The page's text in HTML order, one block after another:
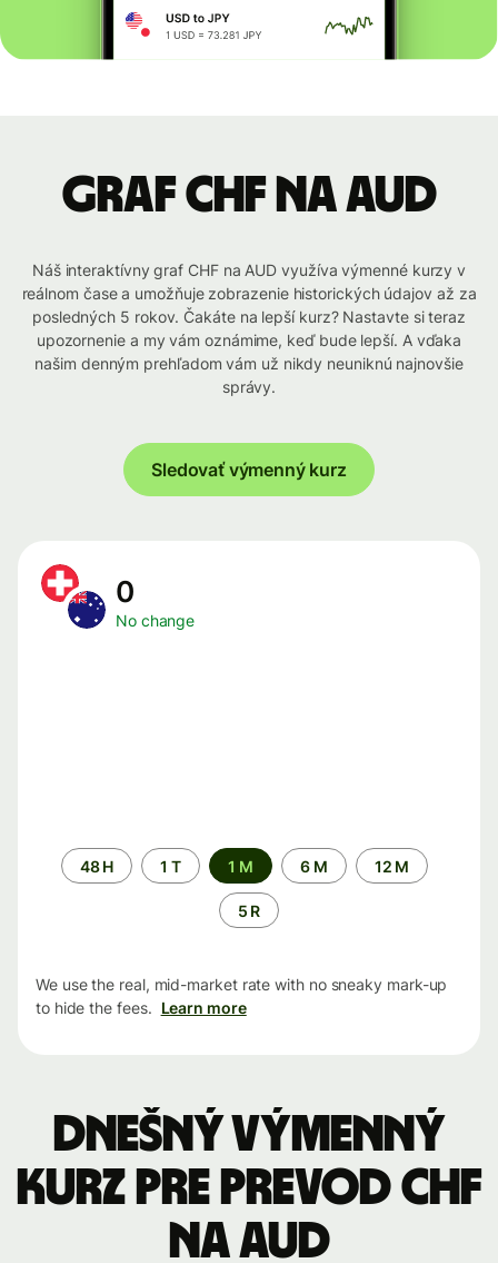
graf CHF na AUD
Náš interaktívny graf CHF na AUD využíva výmenné kurzy v
reálnom čase a umožňuje zobrazenie historických údajov až za
posledných 5 rokov. Čakáte na lepší kurz? Nastavte si teraz
upozornenie a my vám oznámime, keď bude lepší. A vďaka
našim denným prehľadom vám už nikdy neuniknú najnovšie
správy.
Sledovať výmenný kurz
0
No change
Time
period
48 H 1 T 1 M 6 M 12 M
5 R
We use the real, mid-market rate with no sneaky mark-up
to hide the fees. Learn more
Dnešný výmenný
kurz pre prevod CHF
na AUD